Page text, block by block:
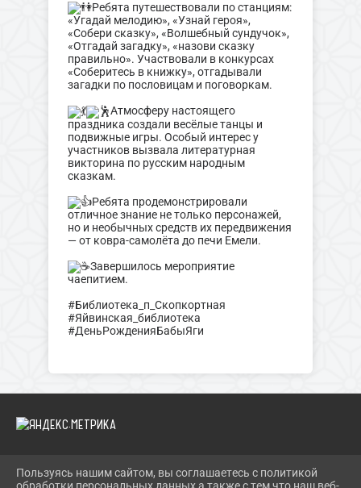
Ребята путешествовали по станциям:
«Угадай мелодию», «Узнай героя»,
«Собери сказку», «Волшебный сундучок»,
«Отгадай загадку», «назови сказку
правильно». Участвовали в конкурсах
«Соберитесь в книжку», отгадывали
загадки по пословицам и поговоркам.
Атмосферу настоящего
праздника создали весёлые танцы и
подвижные игры. Особый интерес у
участников вызвала литературная
викторина по русским народным
сказкам.
Ребята продемонстрировали
отличное знание не только персонажей,
но и необычных средств их передвижения
— от ковра-самолёта до печи Емели.
Завершилось мероприятие
чаепитием.
#Библиотека_п_Скопкортная
#Яйвинская_библиотека
#ДеньРожденияБабыЯги
2026 Г. BIBLIOYAIVA.RU
Пользуясь нашим сайтом, вы соглашаетесь с политикой